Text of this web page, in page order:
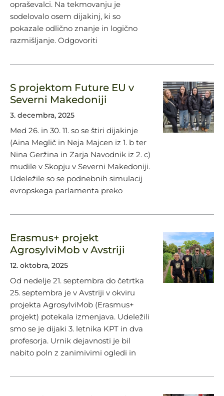
opraševalci. Na tekmovanju je
sodelovalo osem dijakinj, ki so
pokazale odlično znanje in logično
razmišljanje. Odgovoriti
S projektom Future EU v
Severni Makedoniji
3. decembra, 2025
Med 26. in 30. 11. so se štiri dijakinje
(Aina Meglič in Neja Majcen iz 1. b ter
Nina Geržina in Zarja Navodnik iz 2. c)
mudile v Skopju v Severni Makedoniji.
Udeležile so se podnebnih simulacij
evropskega parlamenta preko
Erasmus+ projekt
AgrosylviMob v Avstriji
12. oktobra, 2025
Od nedelje 21. septembra do četrtka
25. septembra je v Avstriji v okviru
projekta AgrosylviMob (Erasmus+
projekt) potekala izmenjava. Udeležili
smo se je dijaki 3. letnika KPT in dva
profesorja. Urnik dejavnosti je bil
nabito poln z zanimivimi ogledi in